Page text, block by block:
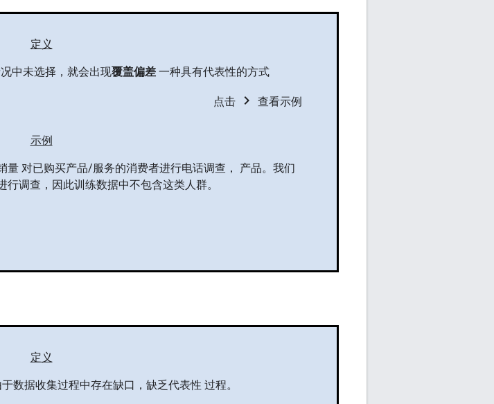
定义
中未选择，就会出现覆盖偏差 一种具有代表性的方式
点击 chevron_right 查看示例
示例
量 对已购买产品/服务的消费者进行电话调查， 产品。我们
调查，因此训练数据中不包含这类人群。
定义
于数据收集过程中存在缺口，缺乏代表性 过程。